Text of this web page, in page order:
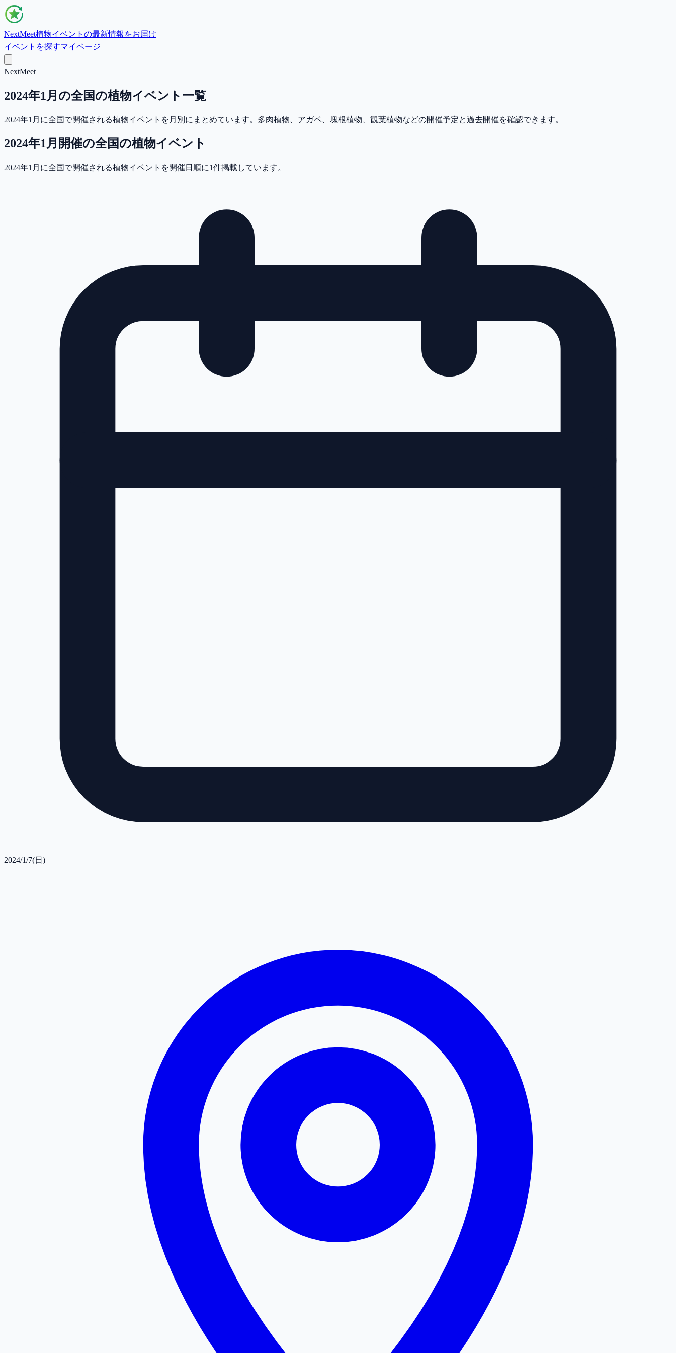
NextMeet植物イベントの最新情報をお届け
イベントを探すマイページ
NextMeet
2024年1月の全国の植物イベント一覧
2024年1月に全国で開催される植物イベントを月別にまとめています。多肉植物、アガベ、塊根植物、観葉植物などの開催予定と過去開催を確認できます。
2024年1月 開催の全国の植物イベント
2024年1月に全国で開催される植物イベントを開催日順に1件掲載しています。
2024/1/7(日)